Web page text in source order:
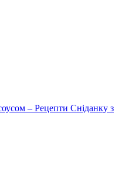
– Рецепти Сніданку з